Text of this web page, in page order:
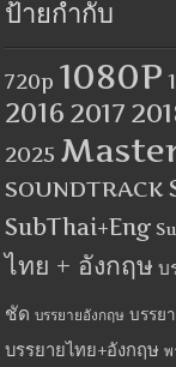
ป้ายกำกับ
720p 1080P
2016 2017
2025
SOUNDTRACK
SubThai+Eng
ไทย + อังกฤษ บ
ชัด บรรยายอังกฤษ บรรย
บรรยายไทย+อังกฤษ พ